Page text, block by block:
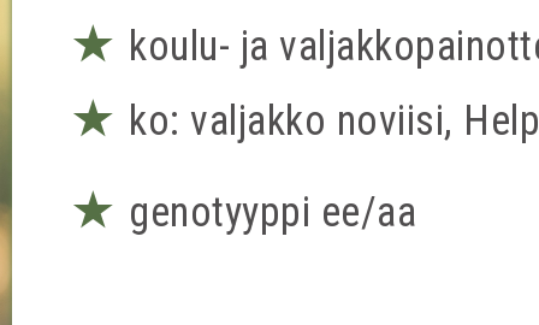
★ koulu- ja
★ ko: valjakko noviisi,
★ genotyyppi ee/aa